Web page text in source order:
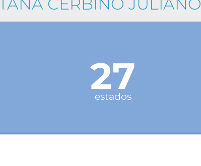
27
estados